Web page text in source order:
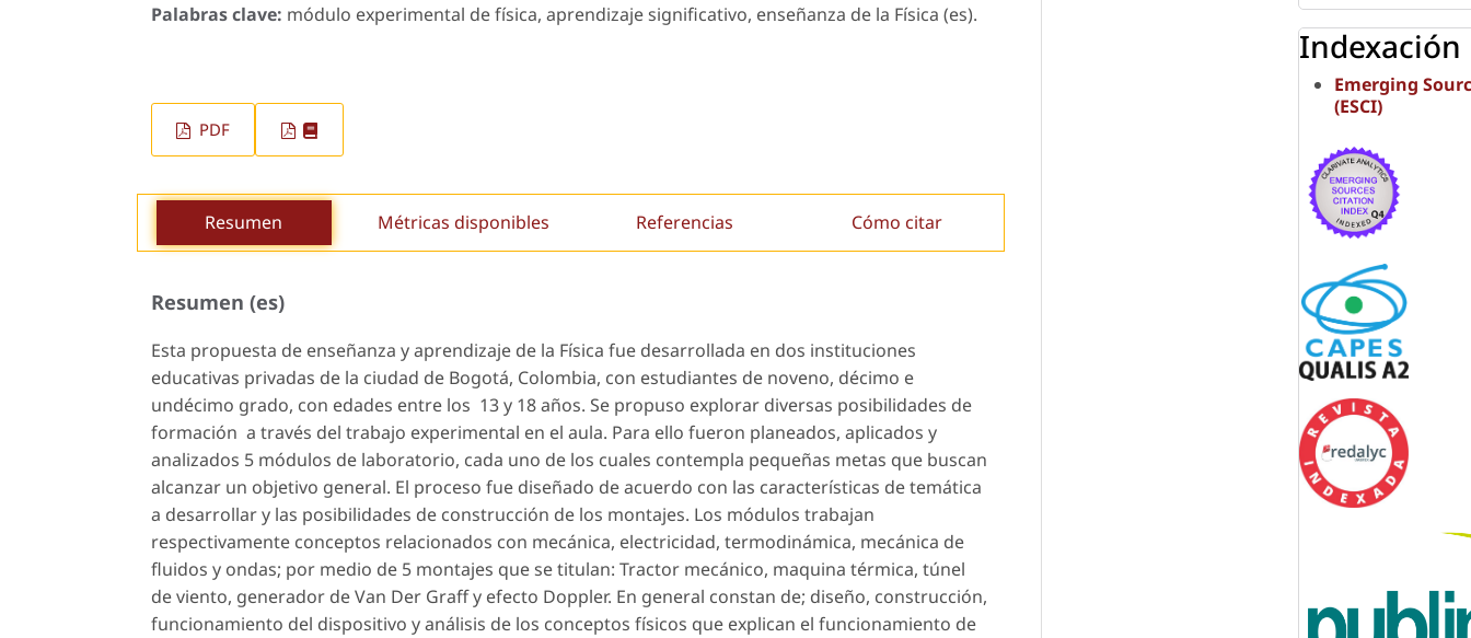
Palabras clave: módulo experimental de física, aprendizaje significativo, enseñanza de la Física (es).
PDF
Resumen Métricas disponibles Referencias Cómo citar
Resumen (es)
Esta propuesta de enseñanza y aprendizaje de la Física fue desarrollada en dos instituciones
educativas privadas de la ciudad de Bogotá, Colombia, con estudiantes de noveno, décimo e
undécimo grado, con edades entre los 13 y 18 años. Se propuso explorar diversas posibilidades de
formación a través del trabajo experimental en el aula. Para ello fueron planeados, aplicados y
analizados 5 módulos de laboratorio, cada uno de los cuales contempla pequeñas metas que buscan
alcanzar un objetivo general. El proceso fue diseñado de acuerdo con las características de temática
a desarrollar y las posibilidades de construcción de los montajes. Los módulos trabajan
respectivamente conceptos relacionados con mecánica, electricidad, termodinámica, mecánica de
fluidos y ondas; por medio de 5 montajes que se titulan: Tractor mecánico, maquina térmica, túnel
de viento, generador de Van Der Graff y efecto Doppler. En general constan de; diseño, construcción,
funcionamiento del dispositivo y análisis de los conceptos físicos que explican el funcionamiento de
Indexación
Emerging
(ESCI)